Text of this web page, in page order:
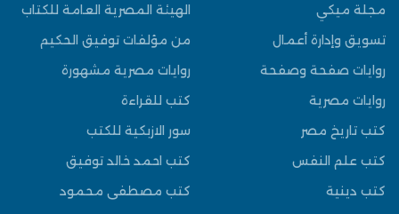
مجلة ميكي
تسويق وإدارة أعمال
روايات صفحة وصفحة
روايات مصرية
كتب تاريخ مصر
كتب علم النفس
كتب دينية
الهيئة المصرية العامة للكتاب
من مؤلفات توفيق الحكيم
روايات مصرية مشهورة
كتب للقراءة
سور الازبكية للكتب
كتب احمد خالد توفيق
كتب مصطفى محمود